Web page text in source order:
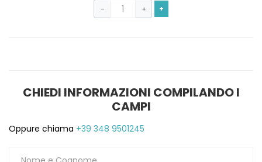
− + +
CHIEDI INFORMAZIONI COMPILANDO I
CAMPI
Oppure chiama +39 348 9501245